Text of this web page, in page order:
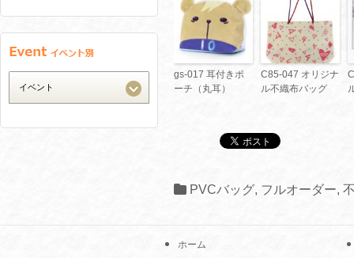
gs-017 耳付きポ
ーチ（丸耳）
C85-047 オリジナ
ル不織布バッグ
PVCバッグ, フルオーダー,
ホーム